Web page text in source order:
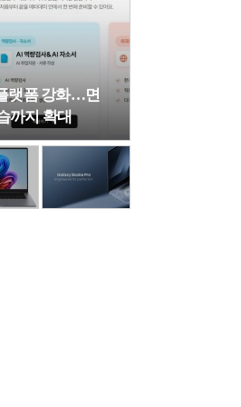
랫폼 강화…면
까지 확대